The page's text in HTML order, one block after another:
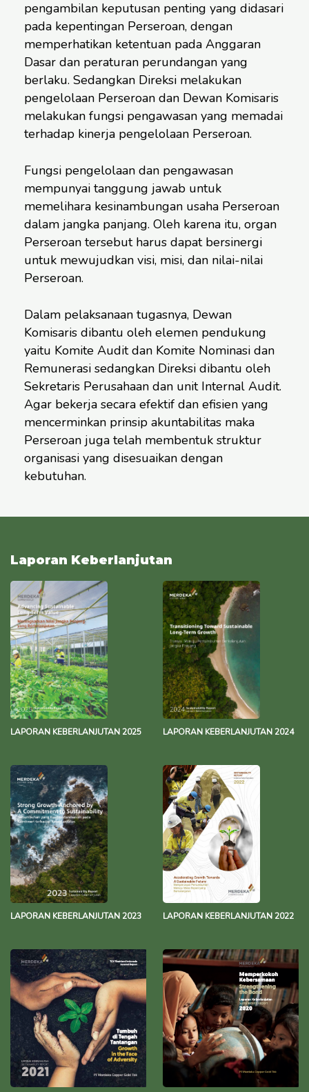
pengambilan keputusan penting yang didasari
pada kepentingan Perseroan, dengan
memperhatikan ketentuan pada Anggaran
Dasar dan peraturan perundangan yang
berlaku. Sedangkan Direksi melakukan
pengelolaan Perseroan dan Dewan Komisaris
melakukan fungsi pengawasan yang memadai
terhadap kinerja pengelolaan Perseroan.
Fungsi pengelolaan dan pengawasan
mempunyai tanggung jawab untuk
memelihara kesinambungan usaha Perseroan
dalam jangka panjang. Oleh karena itu, organ
Perseroan tersebut harus dapat bersinergi
untuk mewujudkan visi, misi, dan nilai-nilai
Perseroan.
Dalam pelaksanaan tugasnya, Dewan
Komisaris dibantu oleh elemen pendukung
yaitu Komite Audit dan Komite Nominasi dan
Remunerasi sedangkan Direksi dibantu oleh
Sekretaris Perusahaan dan unit Internal Audit.
Agar bekerja secara efektif dan efisien yang
mencerminkan prinsip akuntabilitas maka
Perseroan juga telah membentuk struktur
organisasi yang disesuaikan dengan
kebutuhan.
Laporan Keberlanjutan
LAPORAN KEBERLANJUTAN 2025 LAPORAN KEBERLANJUTAN 2024
LAPORAN KEBERLANJUTAN 2023 LAPORAN KEBERLANJUTAN 2022